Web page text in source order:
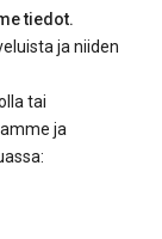
tiedot.
ja niiden
tai
ja